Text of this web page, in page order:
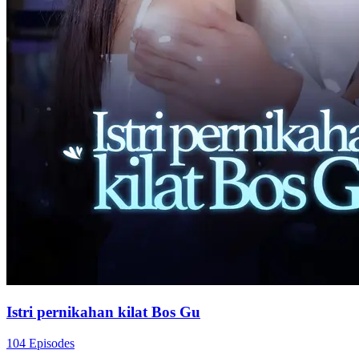
Istri pernikahan kilat Bos Gu
104 Episodes